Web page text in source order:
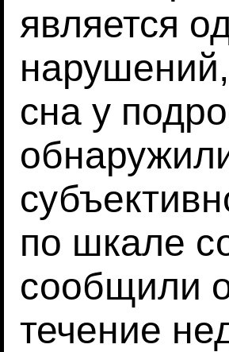
является
сна у
по шкале
сообщили
течение